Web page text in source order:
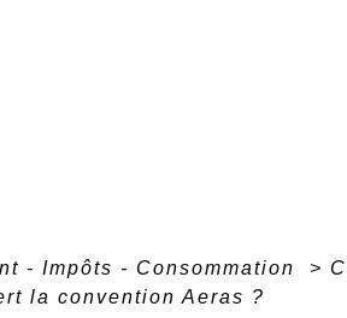
- Impôts - Consommation >
la convention Aeras ?